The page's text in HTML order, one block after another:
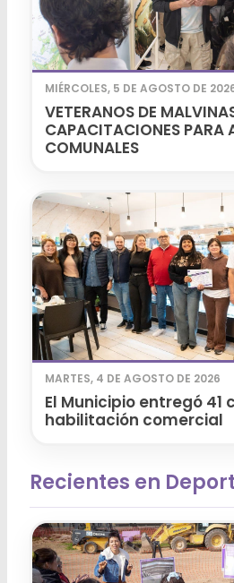
MIÉRCOLES, 5 DE AGOSTO DE
VETERANOS DE
CAPACITACIONES PARA
COMUNALES
MARTES, 4 DE AGOSTO DE 2026
El Municipio entregó 41
habilitación comercial
Recientes en